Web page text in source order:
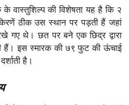
के वास्तुशिल्प की विशेषता यह है कि २
ठीक उस स्थान पर पड़ती हैं जहां
गए थे। छत पर बने एक छिद्र द्वारा
हैं। इस स्मारक की ७९ फुट की ऊंचाई
है।